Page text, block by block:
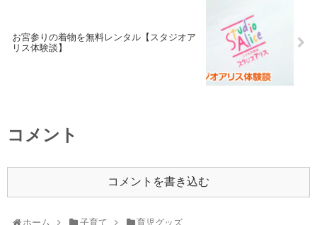
お宮参りの着物を無料レンタル【スタジオア
リス体験談】
コメント
コメントを書き込む
ホーム 子育て 育児グッズ